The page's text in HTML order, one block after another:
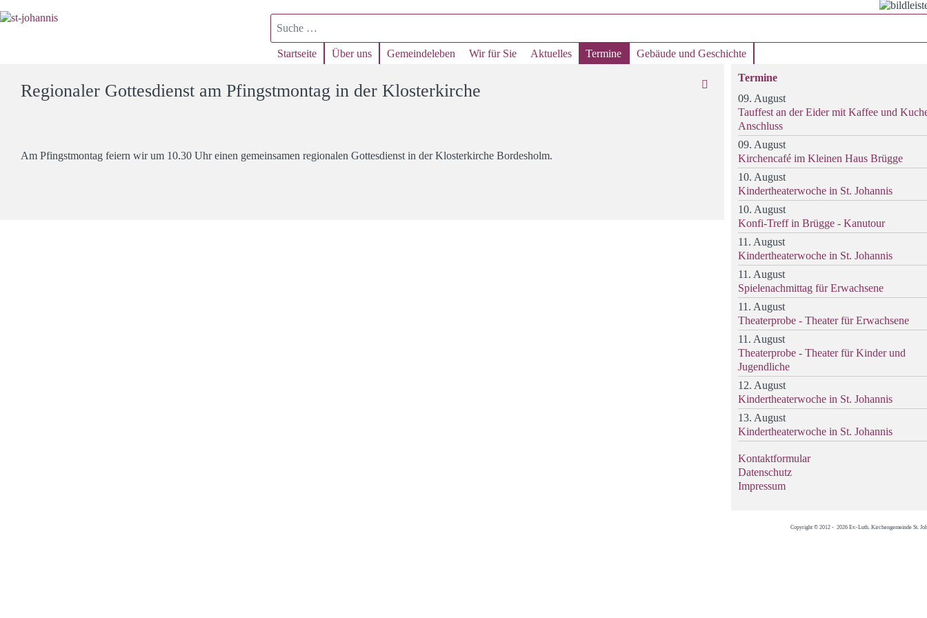
Suchen
Startseite Über uns Gemeindeleben Wir für Sie Aktuelles Termine Gebäude und Geschichte
Regionaler Gottesdienst am Pfingstmontag in der Klosterkirche
Am Pfingstmontag feiern wir um 10.30 Uhr einen gemeinsamen regionalen Gottesdienst in der Klosterkirche Bordesholm.
Termine
09. August
Tauffest an der Eider mit Kaffee und
Anschluss
09. August
Kirchencafé im Kleinen Haus Brügge
10. August
Kindertheaterwoche in St. Johannis
10. August
Konfi-Treff in Brügge - Kanutour
11. August
Kindertheaterwoche in St. Johannis
11. August
Spielenachmittag für Erwachsene
11. August
Theaterprobe - Theater für Erwachsene
11. August
Theaterprobe - Theater für Kinder und
Jugendliche
12. August
Kindertheaterwoche in St. Johannis
13. August
Kindertheaterwoche in St. Johannis
Kontaktformular
Datenschutz
Impressum
Copyright © 2012 - 2026 Ev.-Luth. Kirchengemeinde St.